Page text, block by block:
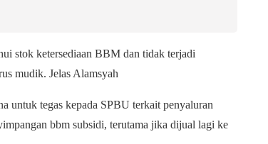
stok ketersediaan BBM dan tidak terjadi
mudik. Jelas Alamsyah
untuk tegas kepada SPBU terkait penyaluran
bbm subsidi, terutama jika dijual lagi ke